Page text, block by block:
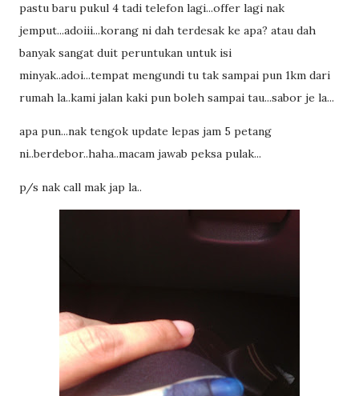
pastu baru pukul 4 tadi telefon lagi...offer lagi nak
jemput...adoiii...korang ni dah terdesak ke apa? atau dah
banyak sangat duit peruntukan untuk isi
minyak..adoi...tempat mengundi tu tak sampai pun 1km dari
rumah la..kami jalan kaki pun boleh sampai tau...sabor je la...
apa pun...nak tengok update lepas jam 5 petang
ni..berdebor..haha..macam jawab peksa pulak...
p/s nak call mak jap la..